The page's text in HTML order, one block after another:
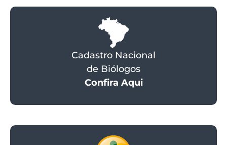
Cadastro Nacional
de Biólogos
Confira Aqui